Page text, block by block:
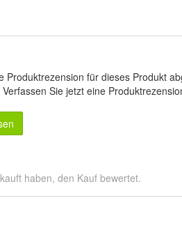
Produktrezension für dieses Produkt
Verfassen Sie jetzt eine
haben, den Kauf bewertet.